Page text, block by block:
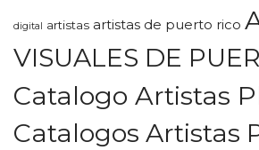
digital artistas artistas de puerto rico
VISUALES DE
Catalogo Artistas
Catalogos Artistas